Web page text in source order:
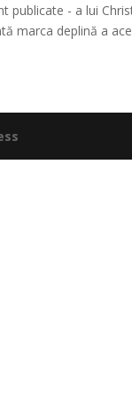
publicate - a lui
marca deplină a